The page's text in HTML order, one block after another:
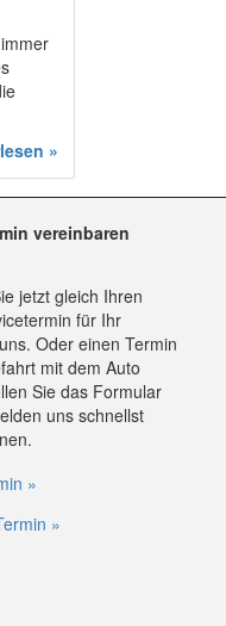
»
vereinbaren
jetzt gleich Ihren
für Ihr
Oder einen Termin
mit dem Auto
Sie das Formular
uns schnellst
»
»